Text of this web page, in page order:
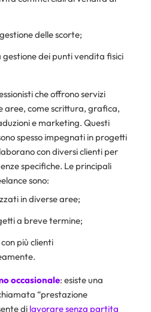
delle scorte;
gestione dei punti vendita fisici
che offrono servizi
aree, come scrittura, grafica,
e marketing. Questi
spesso impegnati in progetti
con diversi clienti per
specifiche. Le principali
sono:
in diverse aree;
a breve termine;
più clienti
occasionale: esiste una
“prestazione
di lavorare senza partita